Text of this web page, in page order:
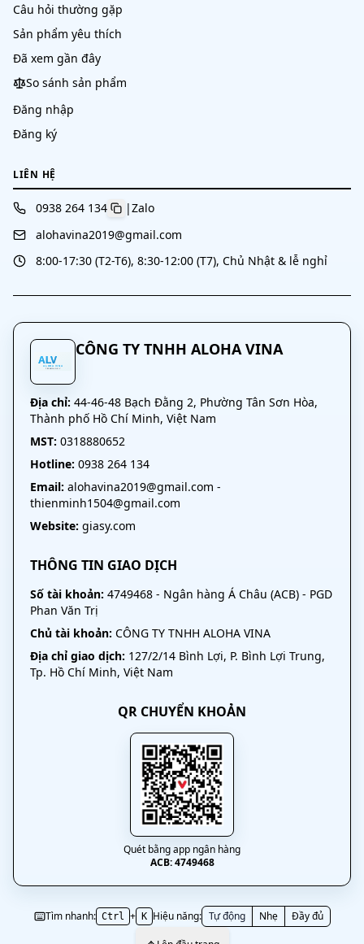
Câu hỏi thường gặp
Sản phẩm yêu thích
Đã xem gần đây
So sánh sản phẩm
Đăng nhập
Đăng ký
LIÊN HỆ
0938 264 134 |Zalo
alohavina2019@gmail.com
8:00-17:30 (T2-T6), 8:30-12:00 (T7), Chủ Nhật & lễ nghỉ
CÔNG TY TNHH ALOHA VINA
Địa chỉ: 44-46-48 Bạch Đằng 2, Phường Tân Sơn Hòa,
Thành phố Hồ Chí Minh, Việt Nam
MST: 0318880652
Hotline: 0938 264 134
Email: alohavina2019@gmail.com -
thienminh1504@gmail.com
Website: giasy.com
THÔNG TIN GIAO DỊCH
Số tài khoản: 4749468 - Ngân hàng Á Châu (ACB) - PGD
Phan Văn Trị
Chủ tài khoản: CÔNG TY TNHH ALOHA VINA
Địa chỉ giao dịch: 127/2/14 Bình Lợi, P. Bình Lợi Trung,
Tp. Hồ Chí Minh, Việt Nam
QR CHUYỂN KHOẢN
Quét bằng app ngân hàng
ACB: 4749468
Tìm nhanh: Ctrl + K Hiệu năng: Tự động Nhẹ Đầy đủ